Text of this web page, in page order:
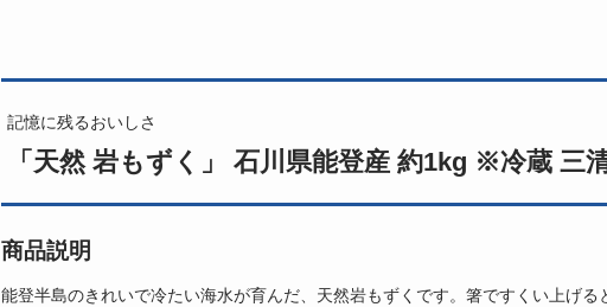
記憶に残るおいしさ
「天然 岩もずく」 石川県能登産 約1kg ※冷蔵 三
商品説明
能登半島のきれいで冷たい海水が育んだ、天然岩もずくです。箸ですくい上げ